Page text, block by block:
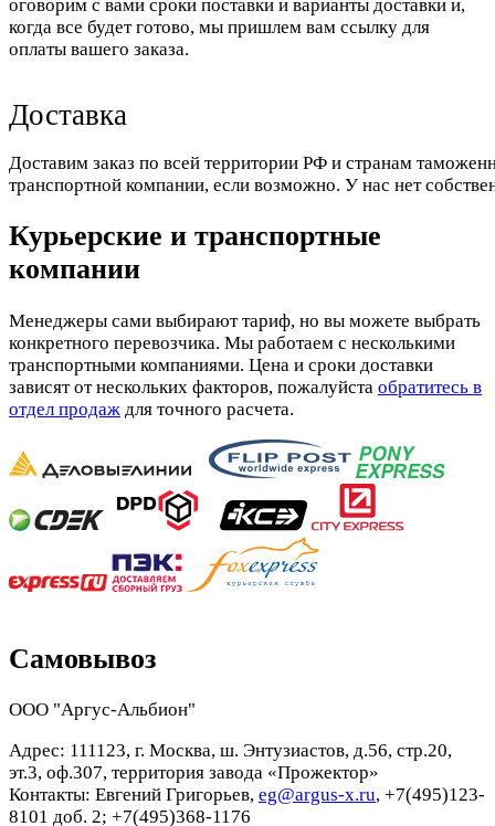
оговорим с вами сроки поставки и варианты доставки и,
когда все будет готово, мы пришлем вам ссылку для
оплаты вашего заказа.
Доставка
Доставим заказ по всей территории РФ и странам
транспортной компании, если возможно. У нас нет
Курьерские и транспортные
компании
Менеджеры сами выбирают тариф, но вы можете выбрать
конкретного перевозчика. Мы работаем с несколькими
транспортными компаниями. Цена и сроки доставки
зависят от нескольких факторов, пожалуйста обратитесь в
отдел продаж для точного расчета.
Самовывоз
ООО "Аргус-Альбион"
Адрес: 111123, г. Москва, ш. Энтузиастов, д.56, стр.20,
эт.3, оф.307, территория завода «Прожектор»
Контакты: Евгений Григорьев, eg@argus-x.ru, +7(495)123-
8101 доб. 2; +7(495)368-1176